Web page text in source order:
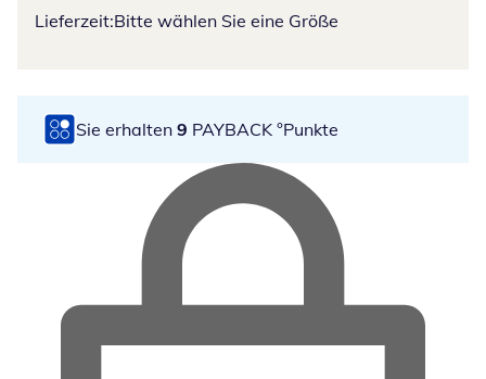
Lieferzeit:Bitte wählen Sie eine Größe
Sie erhalten 9 PAYBACK °Punkte